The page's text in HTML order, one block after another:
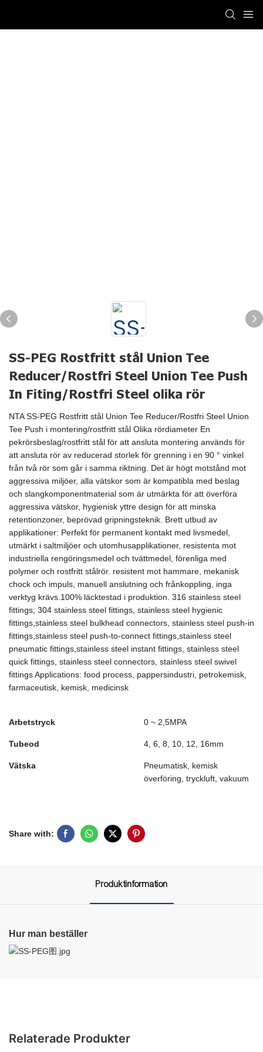
SS-PEG Rostfritt stål Union Tee
Reducer/Rostfri Steel Union Tee Push
In Fiting/Rostfri Steel olika rör
NTA SS-PEG Rostfritt stål Union Tee Reducer/Rostfri Steel Union
Tee Push i montering/rostfritt stål Olika rördiameter En
pekrörsbeslag/rostfritt stål för att ansluta montering används för
att ansluta rör av reducerad storlek för grenning i en 90 ° vinkel
från två rör som går i samma riktning. Det är högt motstånd mot
aggressiva miljöer, alla vätskor som är kompatibla med beslag
och slangkomponentmaterial som är utmärkta för att överföra
aggressiva vätskor, hygienisk yttre design för att minska
retentionzoner, beprövad gripningsteknik. Brett utbud av
applikationer: Perfekt för permanent kontakt med livsmedel,
utmärkt i saltmiljöer och utomhusapplikationer, resistenta mot
industriella rengöringsmedel och tvättmedel, förenliga med
polymer och rostfritt stålrör. resistent mot hammare, mekanisk
chock och impuls, manuell anslutning och frånkoppling, inga
verktyg krävs.100% läcktestad i produktion. 316 stainless steel
fittings, 304 stainless steel fittings, stainless steel hygienic
fittings,stainless steel bulkhead connectors, stainless steel push-in
fittings,stainless steel push-to-connect fittings,stainless steel
pneumatic fittings,stainless steel instant fittings, stainless steel
quick fittings, stainless steel connectors, stainless steel swivel
fittings Applications: food process, pappersindustri, petrokemisk,
farmaceutisk, kemisk, medicinsk
Arbetstryck 0 ~ 2,5MPA
Tubeod 4, 6, 8, 10, 12, 16mm
Vätska
Pneumatisk, kemisk
överföring, tryckluft, vakuum
Share with:
Produktinformation
Hur man beställer
Relaterade Produkter